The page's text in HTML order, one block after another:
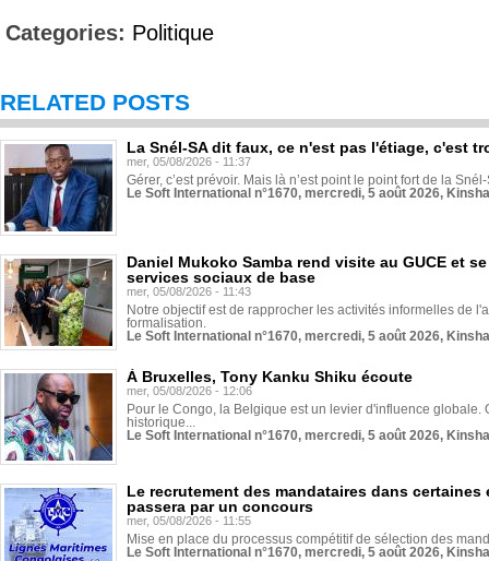
Categories: Politique
RELATED POSTS
La Snél-SA dit faux, ce n'est pas l'étiage, c'est
mer, 05/08/2026 - 11:37
Gérer, c’est prévoir. Mais là n’est point le point fort de la
Le Soft International n°1670, mercredi, 5 août 2026,
Daniel Mukoko Samba rend visite au GUCE et
services sociaux de base
mer, 05/08/2026 - 11:43
Notre objectif est de rapprocher les activités informelles de
formalisation.
Le Soft International n°1670, mercredi, 5 août 2026,
À Bruxelles, Tony Kanku Shiku écoute
mer, 05/08/2026 - 12:06
Pour le Congo, la Belgique est un levier d'influence globale.
historique...
Le Soft International n°1670, mercredi, 5 août 2026,
Le recrutement des mandataires dans
passera par un concours
mer, 05/08/2026 - 11:55
Mise en place du processus compétitif de sélection des
Le Soft International n°1670, mercredi, 5 août 2026,